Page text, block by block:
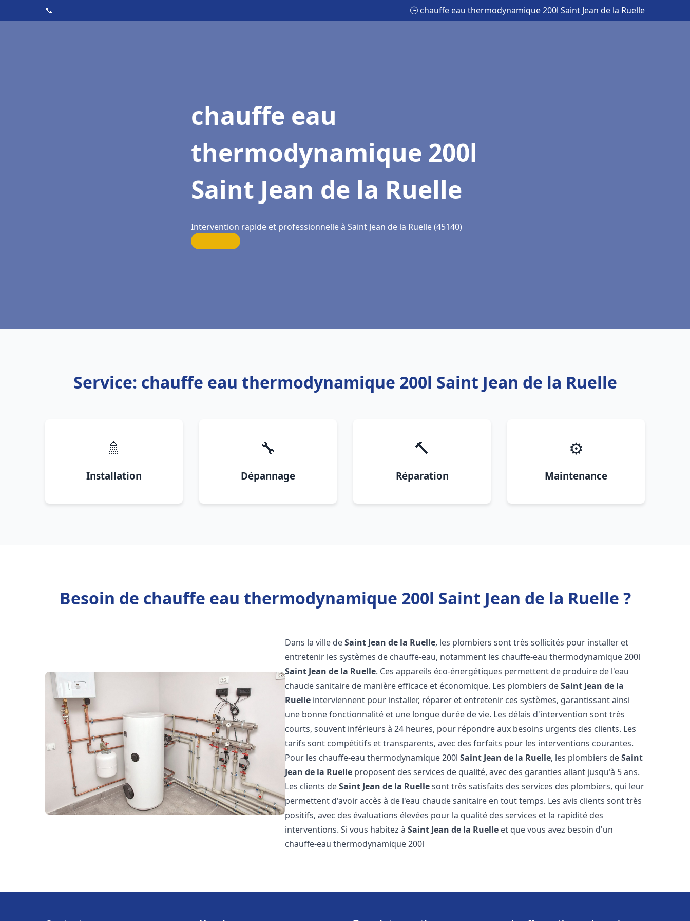
📞 🕒 chauffe eau thermodynamique 200l Saint Jean de la Ruelle
chauffe eau
thermodynamique 200l
Saint Jean de la Ruelle
Intervention rapide et professionnelle à Saint Jean de la Ruelle (45140)
Service: chauffe eau thermodynamique 200l Saint Jean de la Ruelle
🚿
Installation
🔧
Dépannage
🔨
Réparation
⚙️
Maintenance
Besoin de chauffe eau thermodynamique 200l Saint Jean de la Ruelle ?
Dans la ville deSaint Jean de la Ruelle, les plombiers sont très sollicités pour installer et
entretenir les systèmes de chauffe-eau, notamment les chauffe-eau thermodynamique 200l
Saint Jean de la Ruelle. Ces appareils éco-énergétiques permettent de produire de l'eau
chaude sanitaire de manière efficace et économique. Les plombiers deSaint Jean de la
Ruelle interviennent pour installer, réparer et entretenir ces systèmes, garantissant ainsi
une bonne fonctionnalité et une longue durée de vie. Les délais d'intervention sont très
courts, souvent inférieurs à 24 heures, pour répondre aux besoins urgents des clients. Les
tarifs sont compétitifs et transparents, avec des forfaits pour les interventions courantes.
Pour les chauffe-eau thermodynamique 200lSaint Jean de la Ruelle, les plombiers deSaint
Jean de la Ruelle proposent des services de qualité, avec des garanties allant jusqu'à 5 ans.
Les clients deSaint Jean de la Ruellesont très satisfaits des services des plombiers, qui leur
permettent d'avoir accès à de l'eau chaude sanitaire en tout temps. Les avis clients sont très
positifs, avec des évaluations élevées pour la qualité des services et la rapidité des
interventions. Si vous habitez àSaint Jean de la Ruelle et que vous avez besoin d'un
chauffe-eau thermodynamique 200l